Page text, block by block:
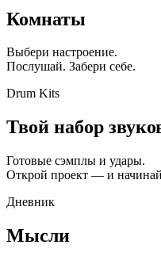
Комнаты
Выбери настроение.
Послушай. Забери себе.
Drum Kits
Твой набор
Готовые сэмплы и удары.
Открой проект — и
Дневник
Мысли